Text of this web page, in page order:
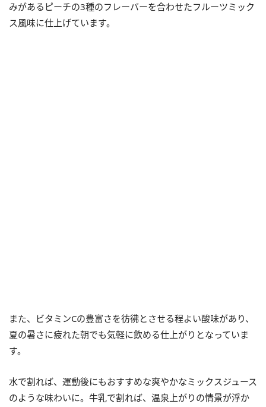
みがあるピーチの3種のフレーバーを合わせたフルーツミック
ス風味に仕上げています。
また、ビタミンCの豊富さを彷彿とさせる程よい酸味があり、
夏の暑さに疲れた朝でも気軽に飲める仕上がりとなっていま
す。
水で割れば、運動後にもおすすめな爽やかなミックスジュース
のような味わいに。牛乳で割れば、温泉上がりの情景が浮か